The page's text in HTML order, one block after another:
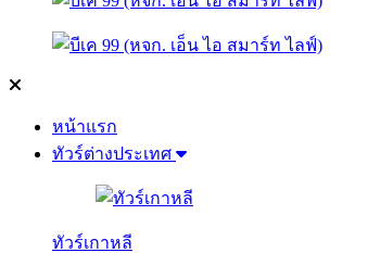
หน้าแรก
ทัวร์ต่างประเทศ
ทัวร์เกาหลี